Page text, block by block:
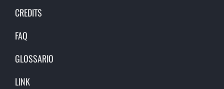
CREDITS
FAQ
GLOSSARIO
LINK